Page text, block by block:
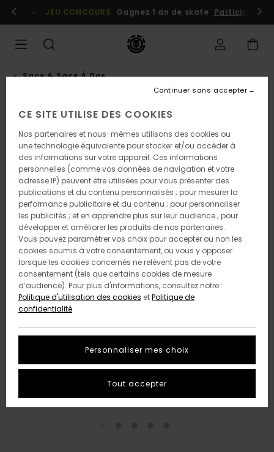
l'information
Se connecter / s'inscrire
JEU CONCOURS Gagnez 1 an de skate Participez
Sacs & Sacs À Dos
NOUVEAUTÉ
CE SITE UTILISE DES COOKIES
Nos partenaires et nous-mêmes utilisons des cookies ou
une technologie équivalente pour stocker et/ou accéder à
des informations sur votre appareil. Ces informations
personnelles (comme vos données de navigation et votre
adresse IP) peuvent être utilisées pour vous présenter des
publications et du contenu personnalisés ; pour mesurer la
performance publicitaire et du contenu ; pour personnaliser
les publicités ; et en apprendre plus sur leur audience ; pour
développer et améliorer les produits de nos partenaires.
Vous pouvez paramétrer vos choix pour accepter ou non les
cookies soumis à votre consentement, ou vous y opposer
lorsque les cookies concernés ne relèvent pas de votre
consentement (tels que certains cookies de mesure
d’audience). Pour plus d'informations, consultez notre :
Politique d'utilisation des cookies etPolitique de
confidentialité
Personnaliser mes choix
Continuer sans accepter
Tout accepter